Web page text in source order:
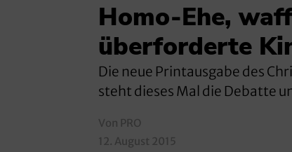
Homo-Ehe,
überforderte
Die neue Printausgabe des
steht dieses Mal die Debatte
Von PRO
12. August 2015